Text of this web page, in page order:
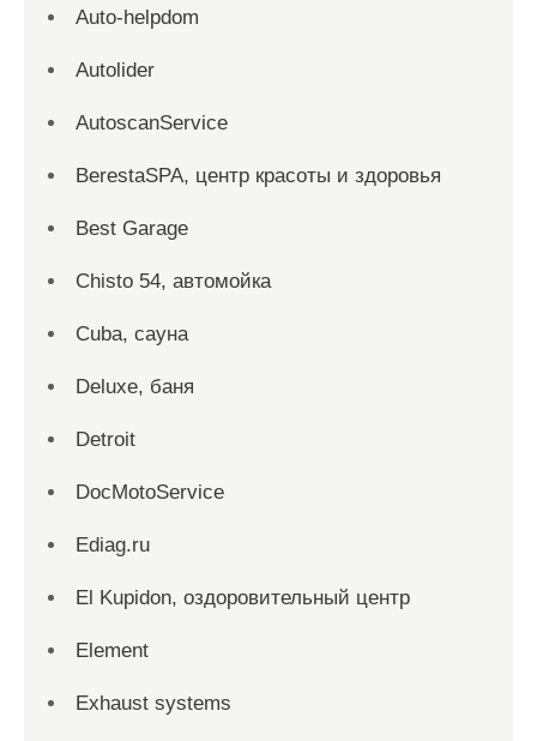
Auto-helpdom
Autolider
AutoscanService
BerestaSPA, центр красоты и здоровья
Best Garage
Chisto 54, автомойка
Cuba, сауна
Deluxe, баня
Detroit
DocMotoService
Ediag.ru
El Kupidon, оздоровительный центр
Element
Exhaust systems